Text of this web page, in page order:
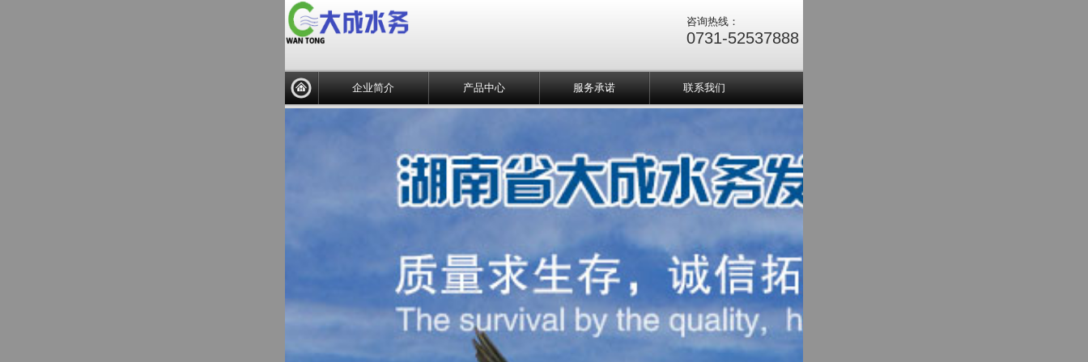
咨询热线：
0731-52537888
企业简介 产品中心 服务承诺 联系我们